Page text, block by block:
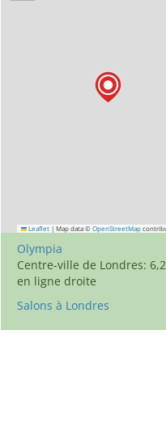
Leaflet | Map data © OpenStreetMap
Olympia
Centre-ville de Londres:
en ligne droite
Salons à Londres